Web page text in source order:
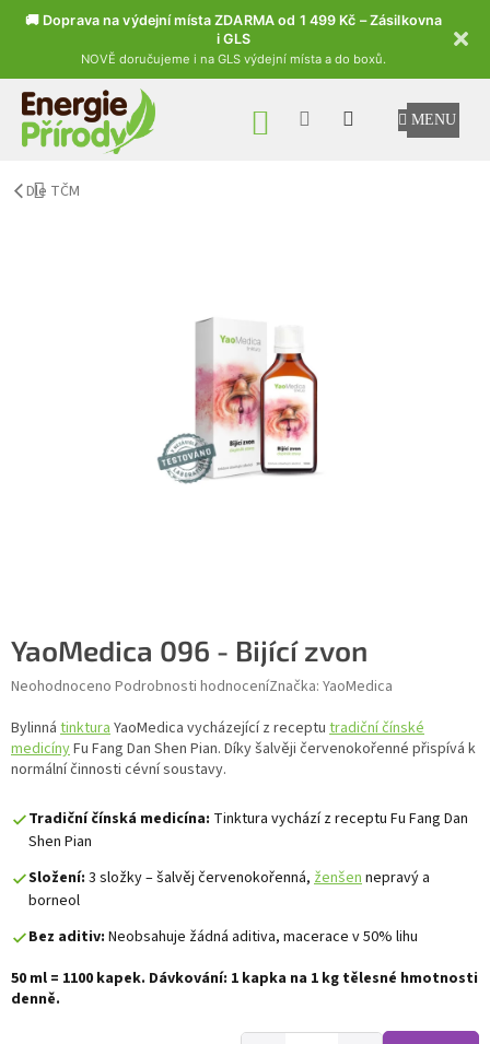
🚚 Doprava na výdejní místa ZDARMA od 1 499 Kč – Zásilkovna
i GLS
NOVĚ doručujeme i na GLS výdejní místa a do boxů.
Přejít na obsah
NÁKUPNÍ KOŠÍK
Dle TČM
YaoMedica 096 - Bijící zvon
Průměrné hodnocení produktu je 0,0 z 5 hvězdiček.
Neohodnoceno Podrobnosti hodnoceníZnačka: YaoMedica
Bylinná tinkturaYaoMedica vycházející z receptu tradiční čínské
medicínyFu Fang Dan Shen Pian. Díky šalvěji červenokořenné přispívá k
normální činnosti cévní soustavy.
Tradiční čínská medicína: Tinktura vychází z receptu Fu Fang Dan
Shen Pian
Složení: 3 složky – šalvěj červenokořenná, ženšennepravý a
borneol
Bez aditiv: Neobsahuje žádná aditiva, macerace v 50% lihu
50 ml = 1100 kapek. Dávkování: 1 kapka na 1 kg tělesné hmotnosti
denně.